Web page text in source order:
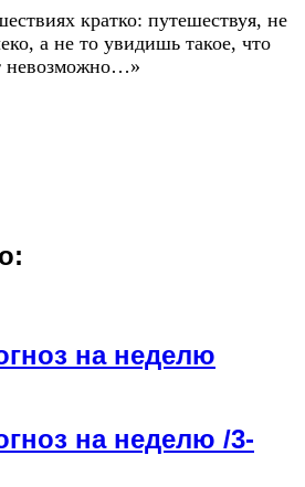
кратко: путешествуя, не
а не то увидишь такое, что
невозможно…»
на неделю
на неделю /3-